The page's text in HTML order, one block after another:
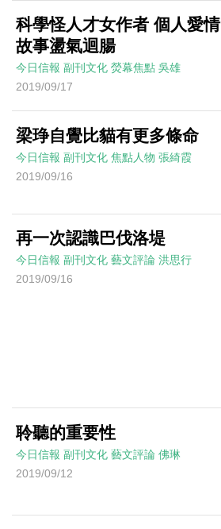
科學怪人才女作者 個人愛情
故事盪氣迴腸
今日信報 副刊文化 熒幕焦點 吳雄
2019/09/17
梁琤自覺比貓有更多條命
今日信報 副刊文化 焦點人物 張綺霞
2019/09/16
再一次認識巴伐洛堤
今日信報 副刊文化 藝文評論 洪思行
2019/09/16
聆聽的重要性
今日信報 副刊文化 藝文評論 佛琳
2019/09/12